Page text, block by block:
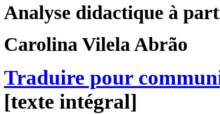
Analyse didactique à
Carolina Vilela Abrão
Traduire pour
[texte intégral]